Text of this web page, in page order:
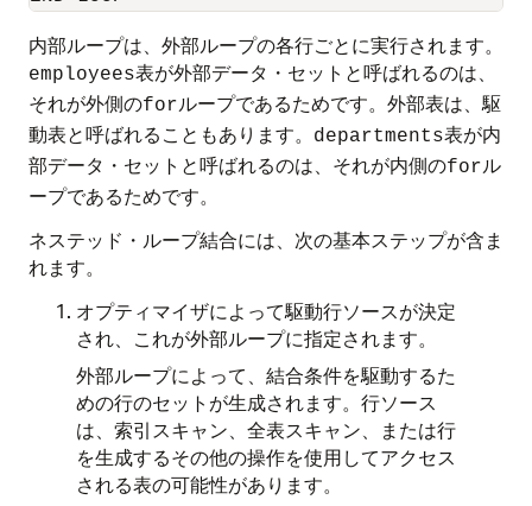
内部ループは、外部ループの各行ごとに実行されます。
employees表が外部データ・セットと呼ばれるのは、
それが外側のforループであるためです。外部表は、駆
動表と呼ばれることもあります。
departments表が内
部データ・セットと呼ばれるのは、それが内側のforル
ープであるためです。
ネステッド・ループ結合には、次の基本ステップが含ま
れます。
オプティマイザによって駆動行ソースが決定
され、これが外部ループに指定されます。
外部ループによって、結合条件を駆動するた
めの行のセットが生成されます。行ソース
は、索引スキャン、全表スキャン、または行
を生成するその他の操作を使用してアクセス
される表の可能性があります。